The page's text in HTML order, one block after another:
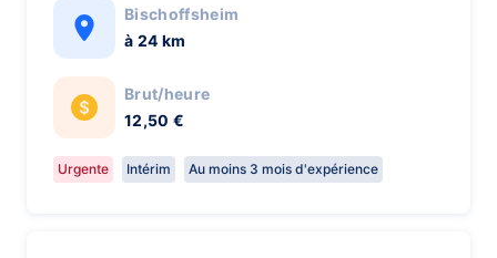
Bischoffsheim
à 24 km
Brut/heure
12,50 €
Urgente Intérim Au moins 3 mois d'expérience